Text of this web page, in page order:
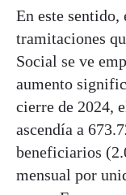
En este sentido,
tramitaciones
Social se ve
aumento
cierre de 2024,
ascendía a
beneficiarios
mensual por